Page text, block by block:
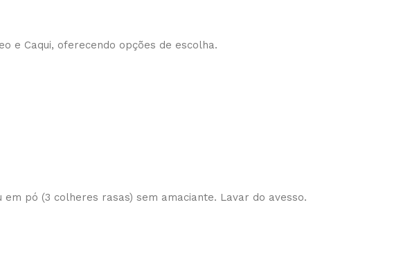
e Caqui, oferecendo opções de escolha.
pó (3 colheres rasas) sem amaciante. Lavar do avesso.